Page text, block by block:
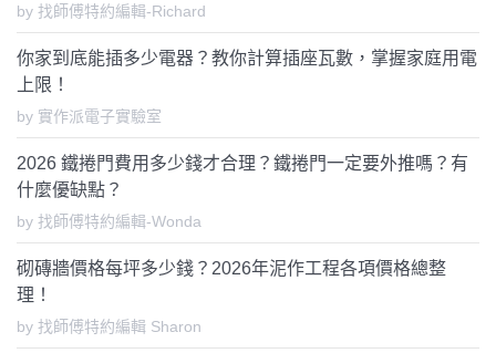
by 找師傅特約編輯-Richard
你家到底能插多少電器？教你計算插座瓦數，掌握家庭用電
上限！
by 實作派電子實驗室
2026 鐵捲門費用多少錢才合理？鐵捲門一定要外推嗎？有
什麼優缺點？
by 找師傅特約編輯-Wonda
砌磚牆價格每坪多少錢？2026年泥作工程各項價格總整
理！
by 找師傅特約編輯 Sharon